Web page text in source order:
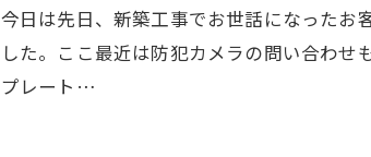
今日は先日、新築工事でお世話になったお
した。ここ最近は防犯カメラの問い合わ
プレート…